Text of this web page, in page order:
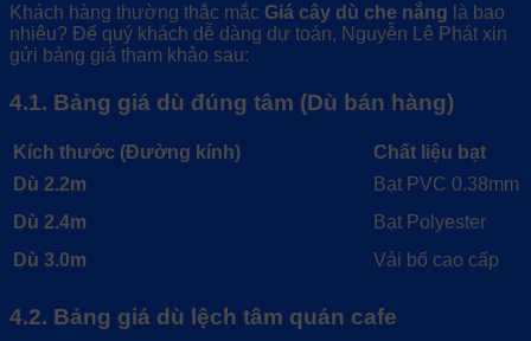
Khách hàng thường thắc mắc Giá cây dù che nắng là bao
nhiêu? Để quý khách dễ dàng dự toán, Nguyễn Lê Phát xin
gửi bảng giá tham khảo sau:
4.1. Bảng giá dù đúng tâm (Dù bán hàng)
Kích thước (Đường kính)
Chất liệu bạt
Dù 2.2m
Bạt PVC 0.38mm
Dù 2.4m
Bạt Polyester
Dù 3.0m
Vải bố cao cấp
4.2. Bảng giá dù lệch tâm quán cafe